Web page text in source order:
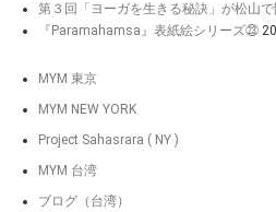
第３回「ヨーガを生きる秘訣」が松山で
『Paramahamsa』表紙絵シリーズ㉓
MYM 東京
MYM NEW YORK
Project Sahasrara ( NY )
MYM 台湾
ブログ（台湾）